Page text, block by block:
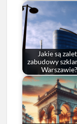
Jakie są
zabudowy
Warszawie?